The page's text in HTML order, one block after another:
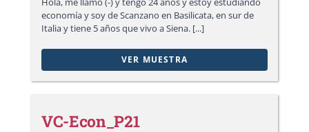
economía y soy de Scanzano en Basilicata, en sur de
Italia y tiene 5 años que vivo a Siena. [...]
VER MUESTRA
VC-Econ_P21